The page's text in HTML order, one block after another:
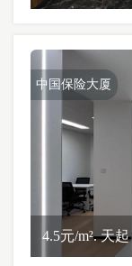
中国保险大厦
4.5元/m². 天